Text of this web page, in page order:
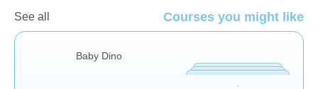
Courses you might like
See all
Baby Dino